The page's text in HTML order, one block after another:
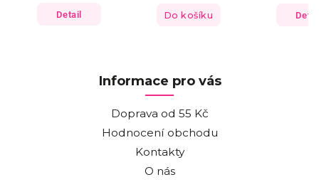
Detail Do košíku
Informace pro vás
Doprava od 55 Kč
Hodnocení obchodu
Kontakty
O nás